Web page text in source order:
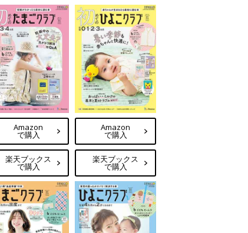
Amazon
で購入
楽天ブックス
で購入
Amazon
で購入
楽天ブックス
で購入